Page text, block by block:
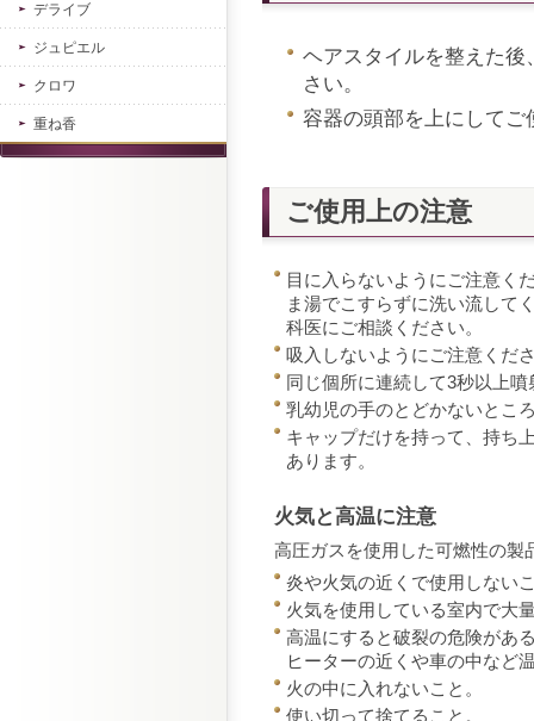
ヘアスタイルを整えた
さい。
容器の頭部を上にしてご
ご使用上の注意
目に入らないようにご注意く
ま湯でこすらずに洗い流して
科医にご相談ください。
吸入しないようにご注意くだ
同じ個所に連続して3秒以上
乳幼児の手のとどかないとこ
キャップだけを持って、持ち
あります。
火気と高温に注意
高圧ガスを使用した可燃性の製
炎や火気の近くで使用しない
火気を使用している室内で大
高温にすると破裂の危険があ
ヒーターの近くや車の中など
火の中に入れないこと。
使い切って捨てること。
デライブ
ジュピエル
クロワ
重ね香